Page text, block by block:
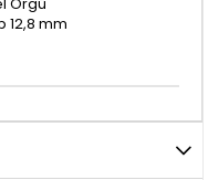
12,8 mm